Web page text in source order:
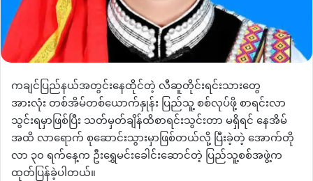
ကချင်ပြည်နယ်အတွင်းနေထိုင်တဲ့ လီဆူတိုင်းရင်းသားတွေ
အားလုံး တစ်အိမ်တစ်ယောက်နှုန်း ပြည်သူ့ စစ်လုပ်ဖို့ စာရင်းလာ
သွင်းရမှာဖြစ်ပြီး သတ်မှတ်ချိန်ထိစာရင်းသွင်းတာ မရှိရင် နေအိမ်
အထိ လာရောက် စုဆောင်းသွားမှာဖြစ်တယ်လို့ ပြီးခဲ့တဲ့ အောက်တို
လာ ၃၀ ရက်နေ့က ဦးရွှေမင်းခေါင်းဆောင်တဲ့ ပြည်သူ့စစ်အဖွဲ့က
ထုတ်ပြန်ခဲ့ပါတယ်။